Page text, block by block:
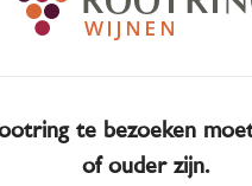
Advies nodig?
te bezoeken
of ouder zijn.